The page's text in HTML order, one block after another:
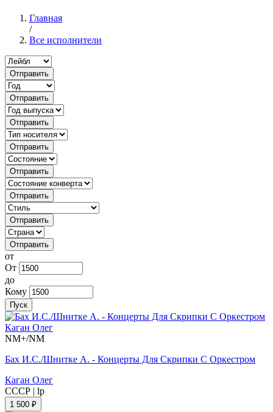
Главная
/
Все исполнители
Отправить
Отправить
Отправить
Отправить
Отправить
Отправить
Отправить
Отправить
от
От
до
Кому
Пуск
NM+/NM
Бах И.С./Шнитке А. - Концерты Для Скрипки С Оркестром
Каган Олег
СССР | lp
1 500 ₽